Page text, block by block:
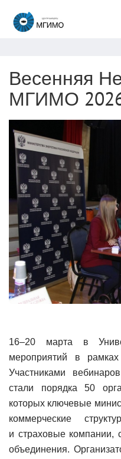
Весенняя
МГИМО
16–20 марта в
мероприятий в
Участниками
стали порядка 50
которых ключевые
коммерческие
и страховые компании,
объединения.